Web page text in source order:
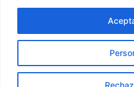
Politica de cookies
© 2026 Fisioakela. Página